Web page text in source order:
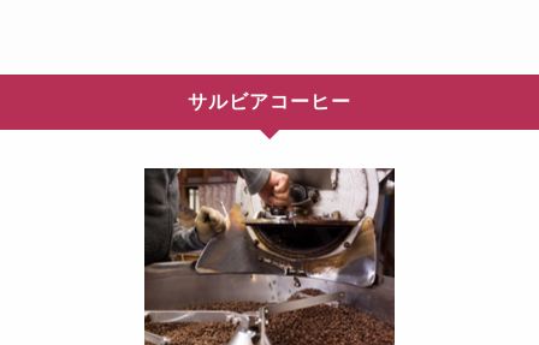
サルビアコーヒー